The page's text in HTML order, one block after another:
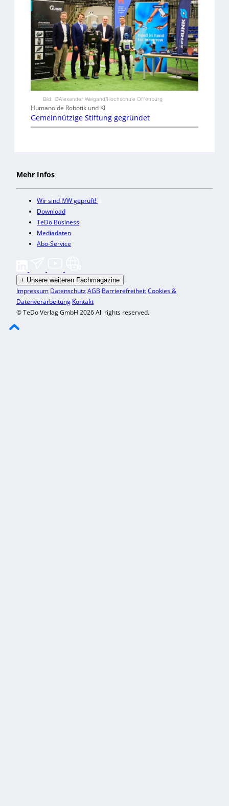
Bild: ©Alexander Weigand/Hochschule Offenburg
Humanoide Robotik und KI
Gemeinnützige Stiftung gegründet
Mehr Infos
Wir sind IVW geprüft!
Download
TeDo Business
Mediadaten
Abo-Service
+ Unsere weiteren Fachmagazine
Impressum DatenschutzAGB BarrierefreiheitCookies &
Datenverarbeitung Kontakt
© TeDo Verlag GmbH 2026 All rights reserved.